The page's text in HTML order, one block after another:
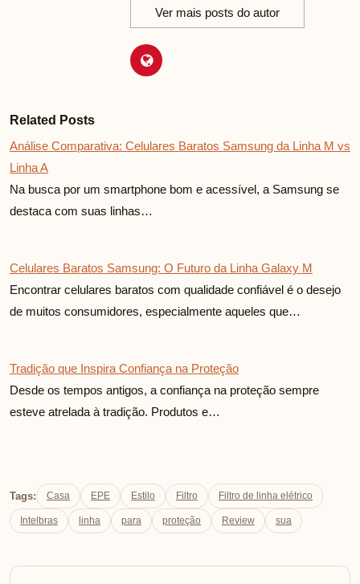
Ver mais posts do autor
Related Posts
Análise Comparativa: Celulares Baratos Samsung da Linha M vs
Linha A
Na busca por um smartphone bom e acessível, a Samsung se
destaca com suas linhas…
Celulares Baratos Samsung: O Futuro da Linha Galaxy M
Encontrar celulares baratos com qualidade confiável é o desejo
de muitos consumidores, especialmente aqueles que…
Tradição que Inspira Confiança na Proteção
Desde os tempos antigos, a confiança na proteção sempre
esteve atrelada à tradição. Produtos e…
Tags: Casa EPE Estilo Filtro Filtro de linha elétrico
Intelbras linha para proteção Review sua